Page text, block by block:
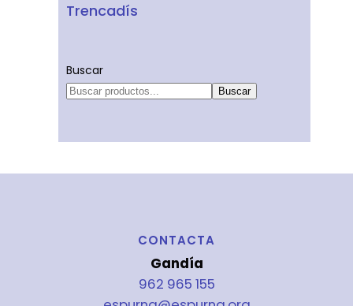
Trencadís
Buscar
Buscar
CONTACTA
Gandía
962 965 155